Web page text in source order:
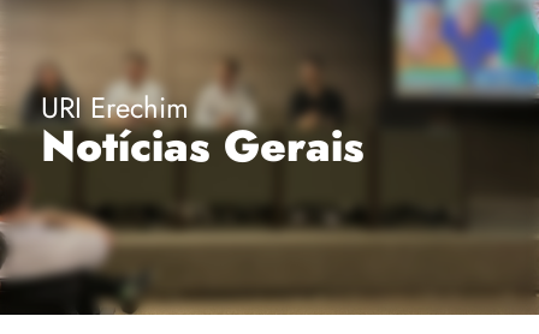
URI Erechim
Notícias Gerais